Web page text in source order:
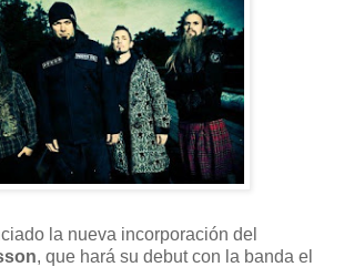
la nueva incorporación del
, que hará su debut con la banda el